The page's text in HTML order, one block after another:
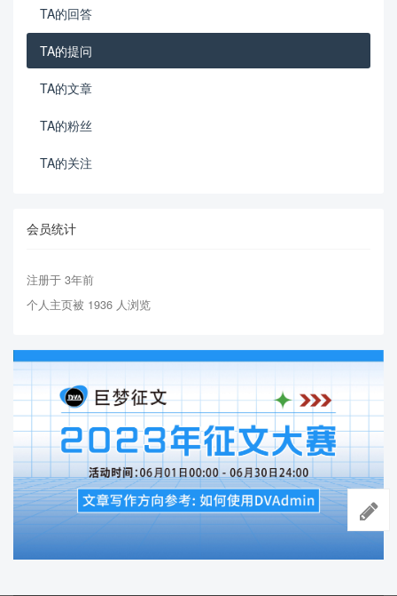
TA的回答
TA的提问
TA的文章
TA的粉丝
TA的关注
会员统计
注册于 3年前
个人主页被 1936 人浏览